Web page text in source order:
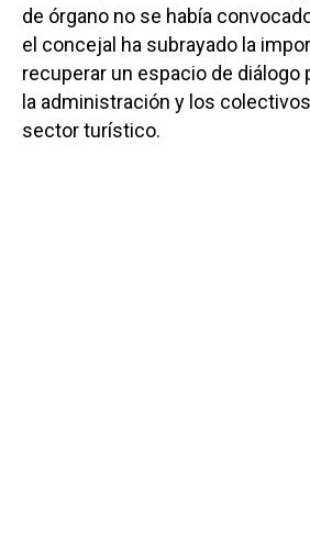
de órgano no se había
el concejal ha subrayado la
recuperar un espacio de diálogo
la administración y los
sector turístico.